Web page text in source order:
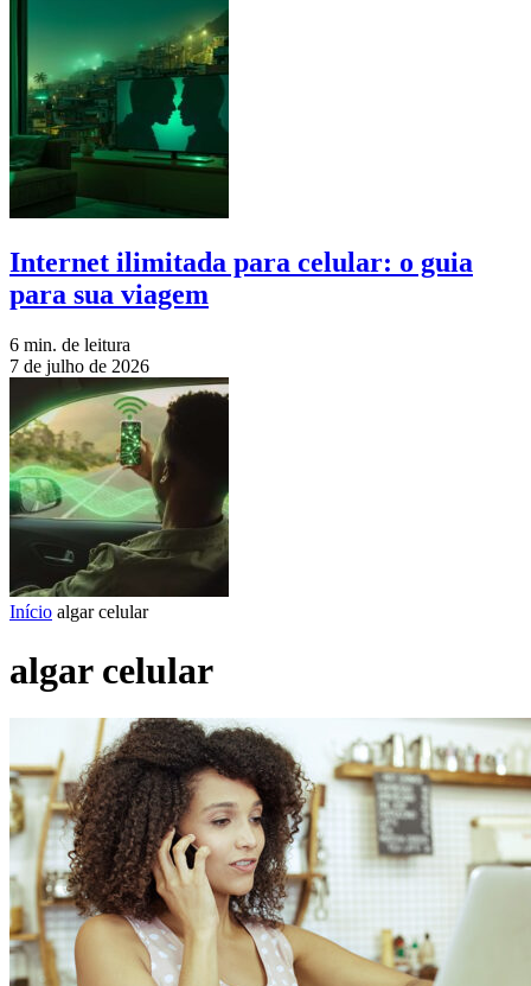
Internet ilimitada para celular: o guia
para sua viagem
6 min. de leitura
7 de julho de 2026
Início algar celular
algar celular